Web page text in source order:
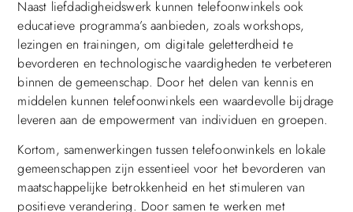
Naast liefdadigheidswerk kunnen telefoonwinkels ook
educatieve programma’s aanbieden, zoals workshops,
lezingen en trainingen, om digitale geletterdheid te
bevorderen en technologische vaardigheden te verbeteren
binnen de gemeenschap. Door het delen van kennis en
middelen kunnen telefoonwinkels een waardevolle bijdrage
leveren aan de empowerment van individuen en groepen.
Kortom, samenwerkingen tussen telefoonwinkels en lokale
gemeenschappen zijn essentieel voor het bevorderen van
maatschappelijke betrokkenheid en het stimuleren van
positieve verandering. Door samen te werken met